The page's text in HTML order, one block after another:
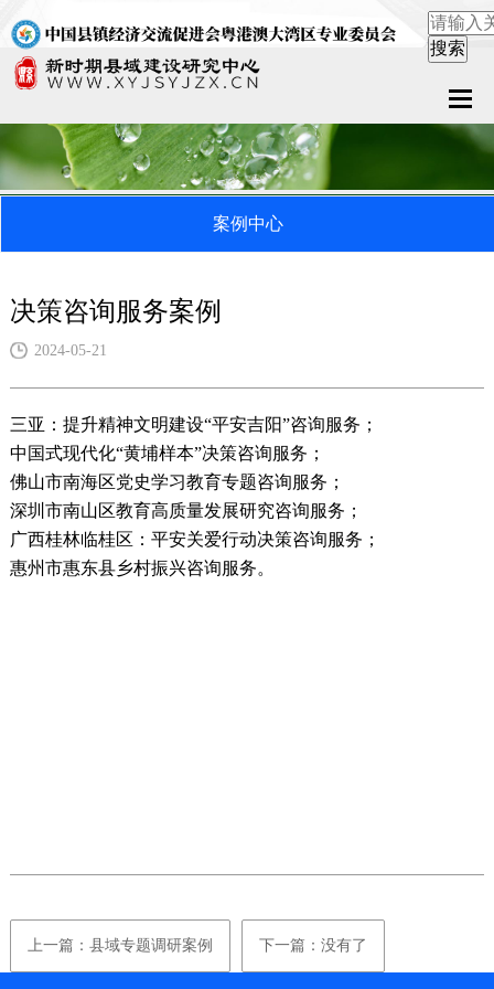
关于中心
案例中心
在线留言
案例中心
决策咨询服务案例
2024-05-21
三亚：提升精神文明建设“平安吉阳”咨询服务；
中国式现代化“黄埔样本”决策咨询服务；
佛山市南海区党史学习教育专题咨询服务；
深圳市南山区教育高质量发展研究咨询服务；
广西桂林临桂区：平安关爱行动决策咨询服务；
惠州市惠东县乡村振兴咨询服务。
上一篇：县域专题调研案例 下一篇：没有了